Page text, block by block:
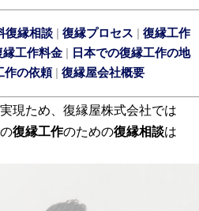
復縁相談 | 復縁プロセス | 復縁工作
縁工作料金 | 日本での復縁工作の地
作の依頼| 復縁屋会社概要
現ため、復縁屋株式会社では
復縁工作のための復縁相談は